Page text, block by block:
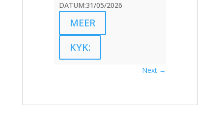
DATUM:31/05/2026
MEER
KYK:
Next →